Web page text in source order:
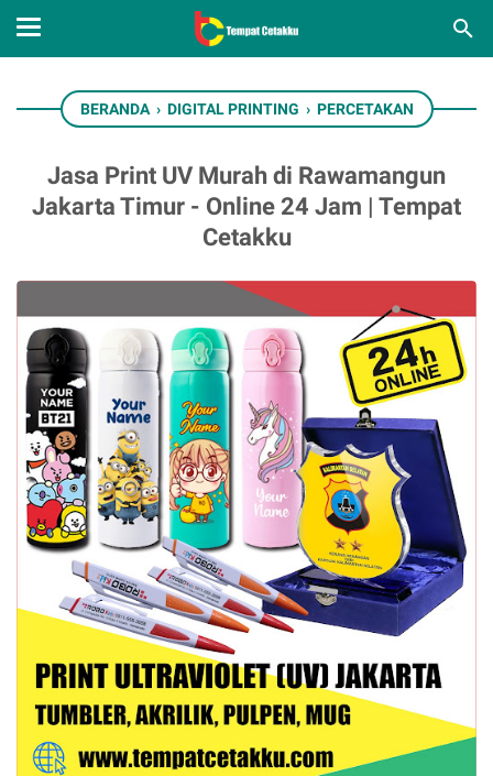
BERANDA › DIGITAL PRINTING › PERCETAKAN
Jasa Print UV Murah di Rawamangun
Jakarta Timur - Online 24 Jam | Tempat
Cetakku